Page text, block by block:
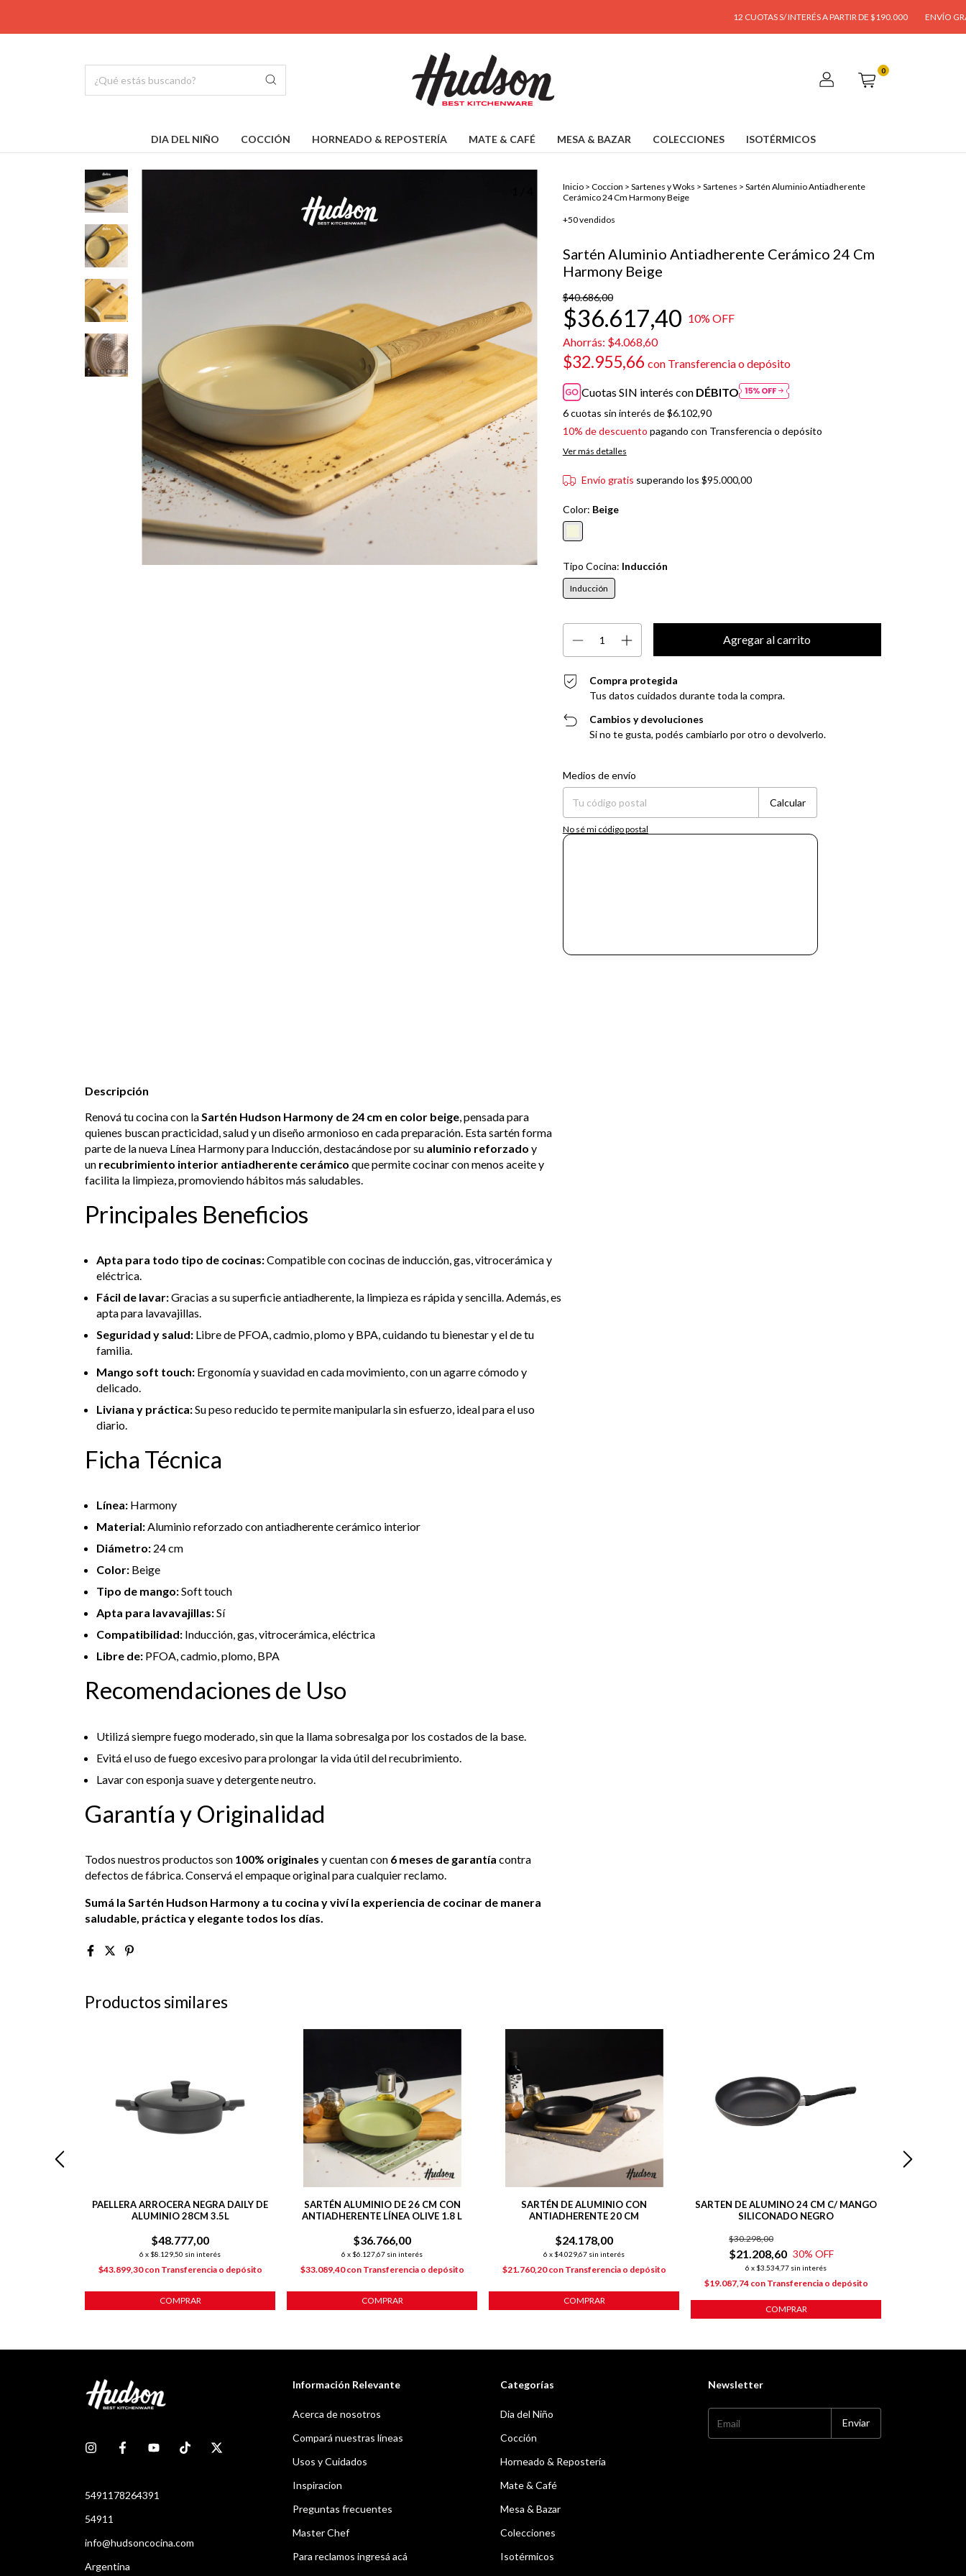
12 CUOTAS S/ INTERÉS A PARTIR DE $190.000 ENVÍO GRATIS A
0
DIA DEL NIÑO COCCIÓN HORNEADO & REPOSTERÍA MATE & CAFÉ MESA & BAZAR COLECCIONES ISOTÉRMICOS
Inicio > Coccion > Sartenes y Woks > Sartenes > Sartén Aluminio Antiadherente
Cerámico 24 Cm Harmony Beige
+50 vendidos
Sartén Aluminio Antiadherente Cerámico 24 Cm
Harmony Beige
$40.686,00
$36.617,40 10% OFF
Ahorrás: $4.068,60
$32.955,66 con Transferencia o depósito
Cuotas SIN interés con DÉBITO
6cuotas sin interés de$6.102,90
10% de descuento pagando con Transferencia o depósito
Ver más detalles
Envío gratis superando los$95.000,00
Color: Beige
Tipo Cocina: Inducción
Inducción
Compra protegida
Tus datos cuidados durante toda la compra.
Cambios y devoluciones
Si no te gusta, podés cambiarlo por otro o devolverlo.
Entregas para el CP:
Medios de envío
Calcular
No sé mi código postal
Descripción
Renová tu cocina con laSartén Hudson Harmony de 24 cm en color beige, pensada para
quienes buscan practicidad, salud y un diseño armonioso en cada preparación. Esta sartén forma
parte de la nueva Línea Harmony para Inducción, destacándose por su aluminio reforzado y
un recubrimiento interior antiadherente cerámico que permite cocinar con menos aceite y
facilita la limpieza, promoviendo hábitos más saludables.
Principales Beneficios
Apta para todo tipo de cocinas:Compatible con cocinas de inducción, gas, vitrocerámica y
eléctrica.
Fácil de lavar:Gracias a su superficie antiadherente, la limpieza es rápida y sencilla. Además, es
apta para lavavajillas.
Seguridad y salud: Libre de PFOA, cadmio, plomo y BPA, cuidando tu bienestar y el de tu
familia.
Mango soft touch: Ergonomía y suavidad en cada movimiento, con un agarre cómodo y
delicado.
Liviana y práctica:Su peso reducido te permite manipularla sin esfuerzo, ideal para el uso
diario.
Ficha Técnica
Línea: Harmony
Material:Aluminio reforzado con antiadherente cerámico interior
Diámetro: 24 cm
Color: Beige
Tipo de mango:Soft touch
Apta para lavavajillas:Sí
Compatibilidad: Inducción, gas, vitrocerámica, eléctrica
Libre de: PFOA, cadmio, plomo, BPA
Recomendaciones de Uso
Utilizá siempre fuego moderado, sin que la llama sobresalga por los costados de la base.
Evitá el uso de fuego excesivo para prolongar la vida útil del recubrimiento.
Lavar con esponja suave y detergente neutro.
Garantía y Originalidad
Todos nuestros productos son 100% originales y cuentan con 6 meses de garantía contra
defectos de fábrica. Conservá el empaque original para cualquier reclamo.
Sumá la Sartén Hudson Harmony a tu cocina y viví la experiencia de cocinar de manera
saludable, práctica y elegante todos los días.
Productos similares
PAELLERA ARROCERA NEGRA DAILY DE
ALUMINIO 28CM 3.5L
$48.777,00
6 x $8.129,50 sin interés
$43.899,30con Transferencia o depósito
COMPRAR
SARTÉN ALUMINIO DE 26 CM CON
ANTIADHERENTE LÍNEA OLIVE 1.8 L
$36.766,00
6 x $6.127,67 sin interés
$33.089,40con Transferencia o depósito
COMPRAR
SARTÉN DE ALUMINIO CON
ANTIADHERENTE 20 CM
$24.178,00
6 x $4.029,67 sin interés
$21.760,20con Transferencia o depósito
COMPRAR
SARTEN DE ALUMINO 24 CM C/ MANGO
SILICONADO NEGRO
$21.208,60
$30.298,00
30% OFF
6 x $3.534,77 sin interés
$19.087,74 con Transferencia o depósito
COMPRAR
5491178264391
54911
info@hudsoncocina.com
Argentina
Información Relevante
Acerca de nosotros
Compará nuestras líneas
Usos y Cuidados
Inspiracion
Preguntas frecuentes
Master Chef
Para reclamos ingresá acá
Categorías
Dia del Niño
Cocción
Horneado & Repostería
Mate & Café
Mesa & Bazar
Colecciones
Isotérmicos
Newsletter